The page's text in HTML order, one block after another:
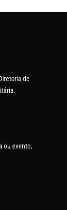
de
ou evento,